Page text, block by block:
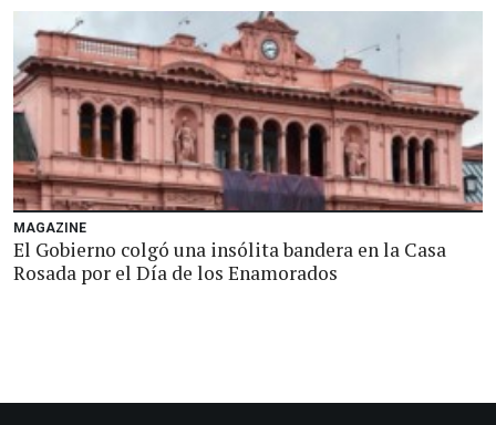
MAGAZINE
El Gobierno colgó una insólita bandera en la Casa
Rosada por el Día de los Enamorados